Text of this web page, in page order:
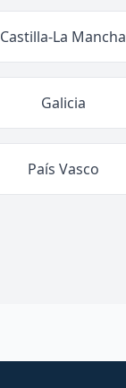
Castilla-La Mancha
Galicia
País Vasco